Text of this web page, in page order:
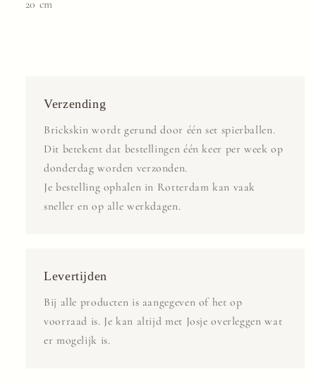
20 cm
Verzending
Brickskin wordt gerund door één set spierballen.
Dit betekent dat bestellingen één keer per week op
donderdag worden verzonden.
Je bestelling ophalen in Rotterdam kan vaak
sneller en op alle werkdagen.
Levertijden
Bij alle producten is aangegeven of het op
voorraad is. Je kan altijd met Josje overleggen wat
er mogelijk is.